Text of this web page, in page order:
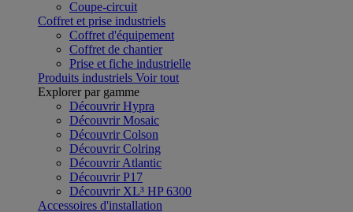
Coupe-circuit
Coffret et prise industriels
Coffret d'équipement
Coffret de chantier
Prise et fiche industrielle
Produits industriels Voir tout
Explorer par gamme
Découvrir Hypra
Découvrir Mosaic
Découvrir Colson
Découvrir Colring
Découvrir Atlantic
Découvrir P17
Découvrir XL³ HP 6300
Accessoires d'installation